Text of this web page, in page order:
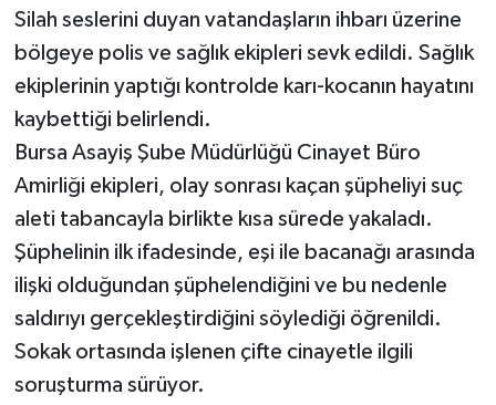
Silah seslerini duyan vatandaşların ihbarı üzerine
bölgeye polis ve sağlık ekipleri sevk edildi. Sağlık
ekiplerinin yaptığı kontrolde karı-kocanın hayatını
kaybettiği belirlendi.
Bursa Asayiş Şube Müdürlüğü Cinayet Büro
Amirliği ekipleri, olay sonrası kaçan şüpheliyi suç
aleti tabancayla birlikte kısa sürede yakaladı.
Şüphelinin ilk ifadesinde, eşi ile bacanağı arasında
ilişki olduğundan şüphelendiğini ve bu nedenle
saldırıyı gerçekleştirdiğini söylediği öğrenildi.
Sokak ortasında işlenen çifte cinayetle ilgili
soruşturma sürüyor.